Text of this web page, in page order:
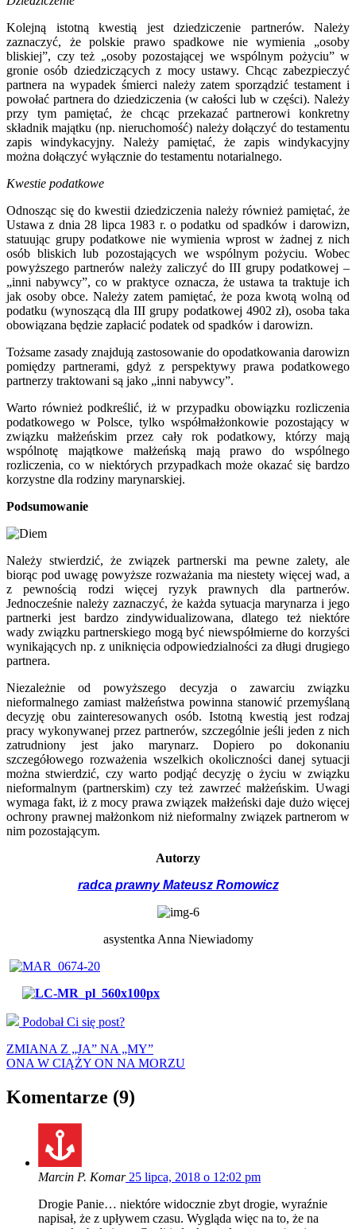
Kolejną istotną kwestią jest dziedziczenie partnerów. Należy
zaznaczyć, że polskie prawo spadkowe nie wymienia „osoby
bliskiej”, czy też „osoby pozostającej we wspólnym pożyciu” w
gronie osób dziedziczących z mocy ustawy. Chcąc zabezpieczyć
partnera na wypadek śmierci należy zatem sporządzić testament i
powołać partnera do dziedziczenia (w całości lub w części). Należy
przy tym pamiętać, że chcąc przekazać partnerowi konkretny
składnik majątku (np. nieruchomość) należy dołączyć do testamentu
zapis windykacyjny. Należy pamiętać, że zapis windykacyjny
można dołączyć wyłącznie do testamentu notarialnego.
Kwestie podatkowe
Odnosząc się do kwestii dziedziczenia należy również pamiętać, że
Ustawa z dnia 28 lipca 1983 r. o podatku od spadków i darowizn,
statuując grupy podatkowe nie wymienia wprost w żadnej z nich
osób bliskich lub pozostających we wspólnym pożyciu. Wobec
powyższego partnerów należy zaliczyć do III grupy podatkowej –
„inni nabywcy”, co w praktyce oznacza, że ustawa ta traktuje ich
jak osoby obce. Należy zatem pamiętać, że poza kwotą wolną od
podatku (wynoszącą dla III grupy podatkowej 4902 zł), osoba taka
obowiązana będzie zapłacić podatek od spadków i darowizn.
Tożsame zasady znajdują zastosowanie do opodatkowania darowizn
pomiędzy partnerami, gdyż z perspektywy prawa podatkowego
partnerzy traktowani są jako „inni nabywcy”.
Warto również podkreślić, iż w przypadku obowiązku rozliczenia
podatkowego w Polsce, tylko współmałżonkowie pozostający w
związku małżeńskim przez cały rok podatkowy, którzy mają
wspólnotę majątkowe małżeńską mają prawo do wspólnego
rozliczenia, co w niektórych przypadkach może okazać się bardzo
korzystne dla rodziny marynarskiej.
Podsumowanie
Należy stwierdzić, że związek partnerski ma pewne zalety, ale
biorąc pod uwagę powyższe rozważania ma niestety więcej wad, a
z pewnością rodzi więcej ryzyk prawnych dla partnerów.
Jednocześnie należy zaznaczyć, że każda sytuacja marynarza i jego
partnerki jest bardzo zindywidualizowana, dlatego też niektóre
wady związku partnerskiego mogą być niewspółmierne do korzyści
wynikających np. z uniknięcia odpowiedzialności za długi drugiego
partnera.
Niezależnie od powyższego decyzja o zawarciu związku
nieformalnego zamiast małżeństwa powinna stanowić przemyślaną
decyzję obu zainteresowanych osób. Istotną kwestią jest rodzaj
pracy wykonywanej przez partnerów, szczególnie jeśli jeden z nich
zatrudniony jest jako marynarz. Dopiero po dokonaniu
szczegółowego rozważenia wszelkich okoliczności danej sytuacji
można stwierdzić, czy warto podjąć decyzję o życiu w związku
nieformalnym (partnerskim) czy też zawrzeć małżeńskim. Uwagi
wymaga fakt, iż z mocy prawa związek małżeński daje dużo więcej
ochrony prawnej małżonkom niż nieformalny związek partnerom w
nim pozostającym.
Autorzy
radca prawny Mateusz Romowicz
asystentka Anna Niewiadomy
Podobał Ci się post?
ZMIANA Z „JA” NA „MY”
ONA W CIĄŻY ON NA MORZU
Komentarze (9)
Marcin P. Komar25 lipca, 2018 o 12:02 pm
Drogie Panie… niektóre widocznie zbyt drogie, wyraźnie
napisał, że z upływem czasu. Wygląda więc na to, że na